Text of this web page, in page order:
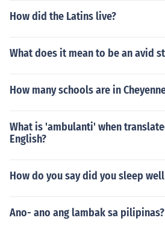
How did the Latins live?
What does it mean to be an avid
How many schools are in
What is 'ambulanti' when
English?
How do you say did you sleep
Ano- ano ang lambak sa pilipinas?